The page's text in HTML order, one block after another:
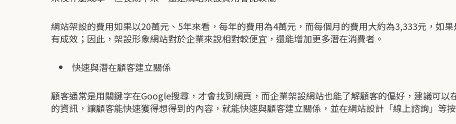
網站架設的費用如果以20萬元、5年來看，每年的費用為4萬元，而每個月的費用大約為3,333元，如
有成效；因此，架設形象網站對於企業來說相對較便宜，還能增加更多潛在消費者。
快速與潛在顧客建立關係
顧客通常是用關鍵字在Google搜尋，才會找到網頁，而企業架設網站也能了解顧客的偏好，建議可以
的資訊，讓顧客能快速獲得想得到的內容，就能快速與顧客建立關係，並在網站設計「線上諮詢」等